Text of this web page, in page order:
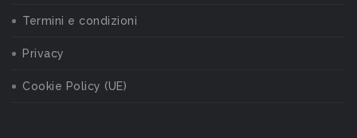
Termini e condizioni
Privacy
Cookie Policy (UE)